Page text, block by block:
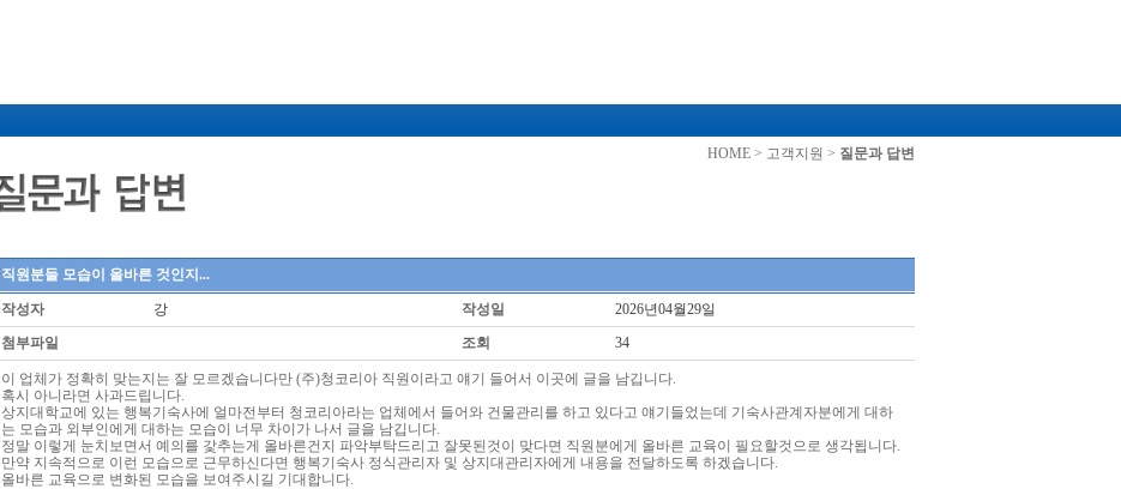
HOME > 고객지원 > 질문과 답변
직원분들 모습이 올바른 것인지...
작성자 강 작성일
2026년04월29일
첨부파일
조회 34
이 업체가 정확히 맞는지는 잘 모르겠습니다만 (주)청코리아 직원이라고 얘기 들어서 이곳에 글을 남깁니다.
혹시 아니라면 사과드립니다.
상지대학교에 있는 행복기숙사에 얼마전부터 청코리아라는 업체에서 들어와 건물관리를 하고 있다고 얘기들었는데 기숙사관계자분에게 대하
는 모습과 외부인에게 대하는 모습이 너무 차이가 나서 글을 남깁니다.
정말 이렇게 눈치보면서 예의를 갗추는게 올바른건지 파악부탁드리고 잘못된것이 맞다면 직원분에게 올바른 교육이 필요할것으로 생각됩니다.
만약 지속적으로 이런 모습으로 근무하신다면 행복기숙사 정식관리자 및 상지대관리자에게 내용을 전달하도록 하겠습니다.
올바른 교육으로 변화된 모습을 보여주시길 기대합니다.